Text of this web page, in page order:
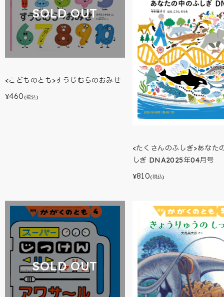
SOLD OUT
<こどものとも>すうじむらのおみせ
¥460 (税込)
<たくさんのふしぎ>あなた
しぎ DNA2025年04月号
¥810(税込)
SOLD OUT